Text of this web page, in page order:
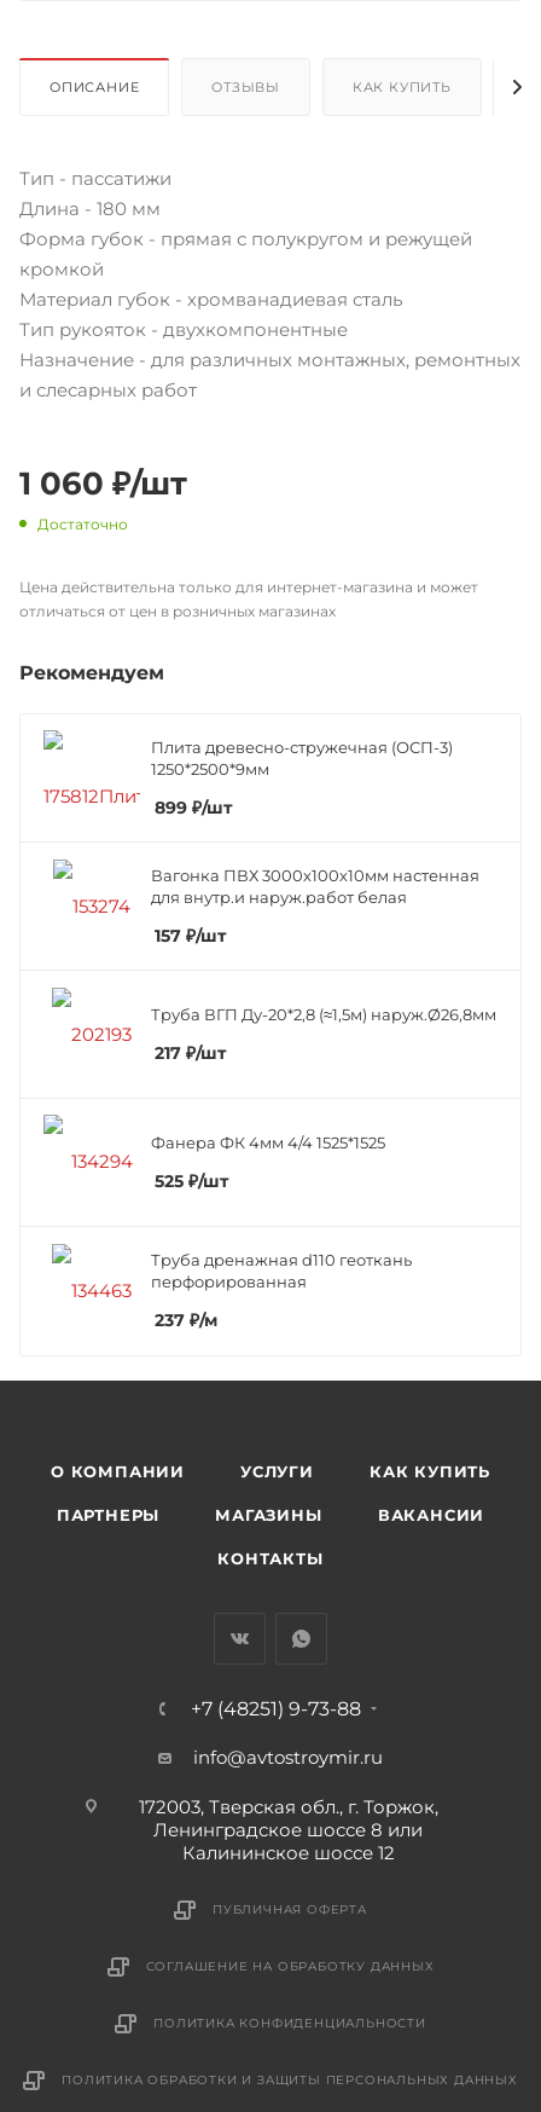
ОПИСАНИЕ ОТЗЫВЫ КАК КУПИТЬ
Тип - пассатижи
Длина - 180 мм
Форма губок - прямая с полукругом и режущей
кромкой
Материал губок - хромванадиевая сталь
Тип рукояток - двухкомпонентные
Назначение - для различных монтажных, ремонтных
и слесарных работ
1 060 ₽/шт
Достаточно
Цена действительна только для интернет-магазина и может
отличаться от цен в розничных магазинах
Рекомендуем
Плита древесно-стружечная (ОСП-3)
1250*2500*9мм
899 ₽/шт
Вагонка ПВХ 3000х100х10мм настенная
для внутр.и наруж.работ белая
157 ₽/шт
Труба ВГП Ду-20*2,8 (≈1,5м) наруж.Ø26,8мм
217 ₽/шт
Фанера ФК 4мм 4/4 1525*1525
525 ₽/шт
Труба дренажная d110 геоткань
перфорированная
237 ₽/м
О КОМПАНИИ УСЛУГИ КАК КУПИТЬ
ПАРТНЕРЫ МАГАЗИНЫ ВАКАНСИИ
КОНТАКТЫ
+7 (48251) 9-73-88
info@avtostroymir.ru
172003, Тверская обл., г. Торжок,
Ленинградское шоссе 8 или
Калининское шоссе 12
ПУБЛИЧНАЯ ОФЕРТА
СОГЛАШЕНИЕ НА ОБРАБОТКУ ДАННЫХ
ПОЛИТИКА КОНФИДЕНЦИАЛЬНОСТИ
ПОЛИТИКА ОБРАБОТКИ И ЗАЩИТЫ ПЕРСОНАЛЬНЫХ ДАННЫХ